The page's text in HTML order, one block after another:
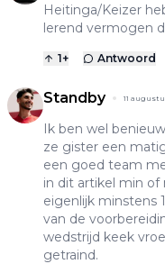
Heitinga/Keizer
lerend vermogen
1+ Antwoord
Standby 11
Ik ben wel
ze gister een
een goed team
in dit artikel min
eigenlijk minstens
van de
wedstrijd keek
getraind.